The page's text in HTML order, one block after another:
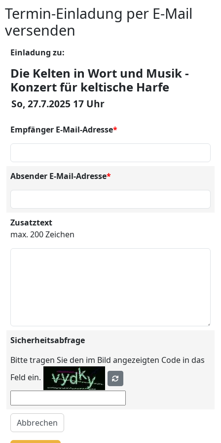
Termin-Einladung per E-Mail
versenden
Einladung zu:
Die Kelten in Wort und Musik -
Konzert für keltische Harfe
So, 27.7.2025 17 Uhr
Empfänger E-Mail-Adresse*
Absender E-Mail-Adresse*
Zusatztext
max. 200 Zeichen
Sicherheitsabfrage
Bitte tragen Sie den im Bild angezeigten Code in das
Feld ein.
Abbrechen